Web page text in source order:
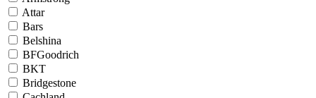
Attar
Bars
Belshina
BFGoodrich
BKT
Bridgestone